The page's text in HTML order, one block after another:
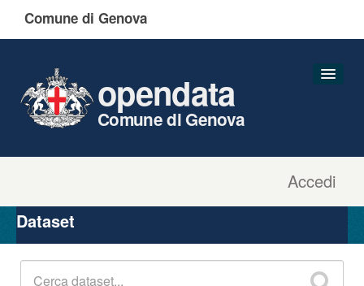
Comune di Genova
Accedi
opendata
Comune di Genova
Organizzazioni
Gruppi
Dataset